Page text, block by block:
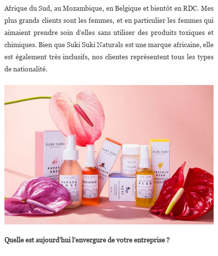
Afrique du Sud, au Mozambique, en Belgique et bientôt en RDC. Mes
plus grands clients sont les femmes, et en particulier les femmes qui
aimaient prendre soin d’elles sans utiliser des produits toxiques et
chimiques. Bien que Suki Suki Naturals est une marque africaine, elle
est également très inclusifs, nos clientes représentent tous les types
de nationalité.
Quelle est aujourd’hui l’envergure de votre entreprise ?